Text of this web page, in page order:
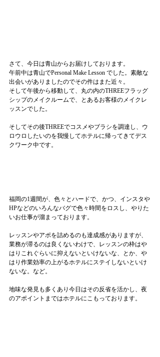
さて、今日は青山からお届けしております。
午前中は青山でPersonal Make Lesson でした。素敵な
出会いがありましたのでその件はまた近々。
そして午後から移動して、丸の内のTHREEフラッグ
シップのメイクルームで、とあるお客様のメイクレ
ッスンでした。
そしてその後THREEでコスメやブラシを調達し、ウ
ロウロしたいのを我慢してホテルに帰ってきてデス
クワーク中です。
福岡の1週間が、色々とハードで、かつ、インスタや
HPなどのいろんなバグで色々時間をロスし、やりた
いお仕事が溜まっております。
レッスンやアポを詰めるのも達成感がありますが、
業務が滞るのは良くないわけで、レッスンの枠はや
はりこれぐらいに抑えないといけないな、とか、や
はり作業効率の上がるホテルにステイしないといけ
ないな。など。
地味な発見も多くあり今日はその反省を活かし、夜
のアポイントまではホテルにこもっております。